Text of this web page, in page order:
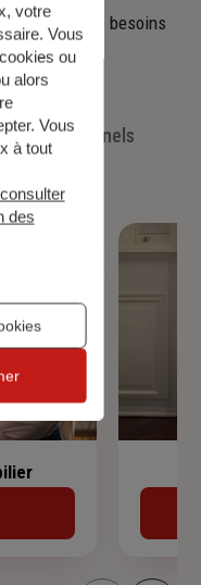
sécuriser vos besoins
de demain.
professionnels
votre
Vous
ou
alors
Vous
à tout
consulter
des